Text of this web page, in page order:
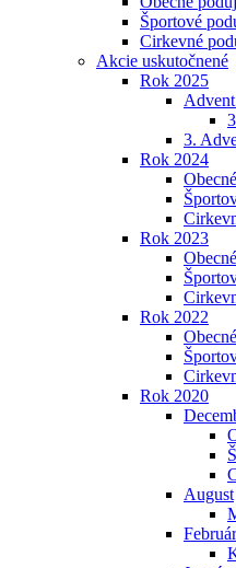
Športové
Cirkevné
Akcie uskutočnené
Rok 2025
3.
Rok 2024
Rok 2023
Rok 2022
Rok 2020
August
Február